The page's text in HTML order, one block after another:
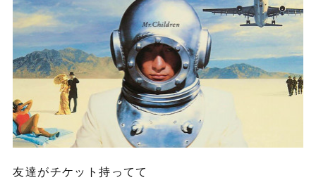
友達がチケット持ってて